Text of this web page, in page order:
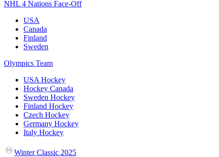
NHL 4 Nations Face-Off
USA
Canada
Finland
Sweden
Olympics Team
USA Hockey
Hockey Canada
Sweden Hockey
Finland Hockey
Czech Hockey
Germany Hockey
Italy Hockey
Winter Classic 2025